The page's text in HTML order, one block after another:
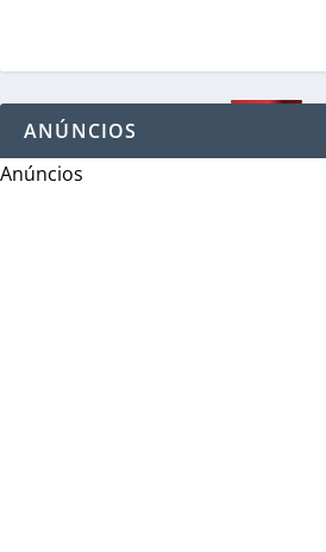
ANÚNCIOS
Anúncios